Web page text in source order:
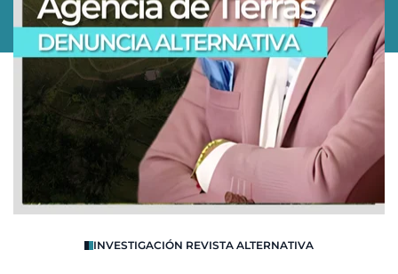
INVESTIGACIÓN REVISTA ALTERNATIVA